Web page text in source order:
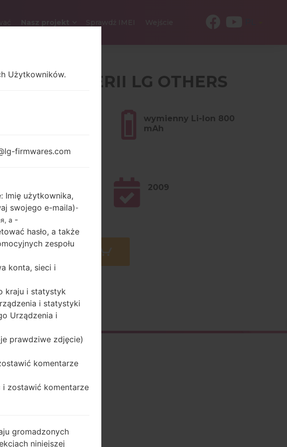
Nasz projekt Sprawdź IMEI Wejście
Z SERII LG OTHERS
wymienny Li-Ion 800
mAh
2009
accessories on Amazon
LGGB255G
Użytkowników.
firmwares.com
Imię użytkownika,
swojego e-maila)-
а -
hasło, a także
zespołu
konta, sieci i
kraju i statystyk
i statystyki
Urządzenia i
prawdziwe zdjęcie)
komentarze
zostawić komentarze
gromadzonych
niniejszej